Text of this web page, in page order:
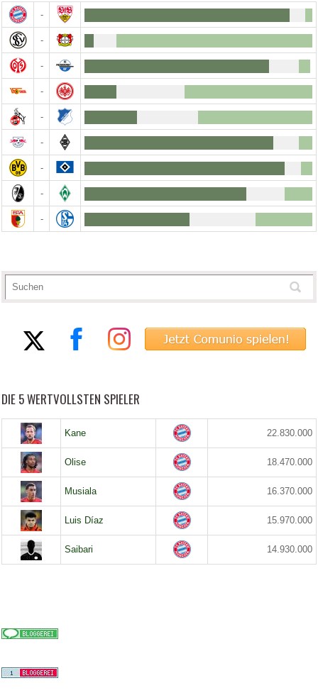
-
-
-
-
-
-
-
-
-
DIE 5 WERTVOLLSTEN SPIELER
Kane 22.830.000
Olise 18.470.000
Musiala 16.370.000
Luis Díaz 15.970.000
Saibari 14.930.000